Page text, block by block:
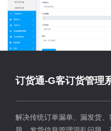
订货通-G客订货管理
解决传统订单漏单、漏发货